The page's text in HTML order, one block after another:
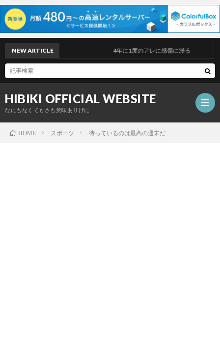
HIBIKI OFFICIAL WEBSITE
なにもなくてもさも意味ありげに
NEW ARTICLE 4年に1度のアレに感傷に浸る
HOME スポーツ 待っているのは最高の週末だ